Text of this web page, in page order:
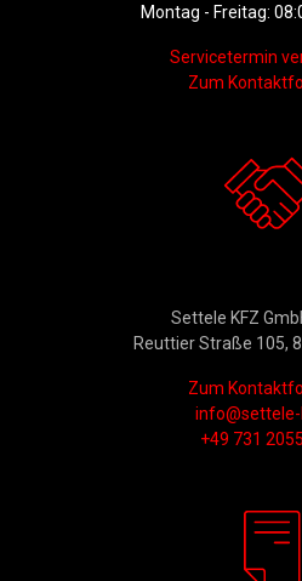
Montag - Freitag:
Servicetermin
Zum
Settele KFZ
Reuttier Straße 105,
Zum
+49 731